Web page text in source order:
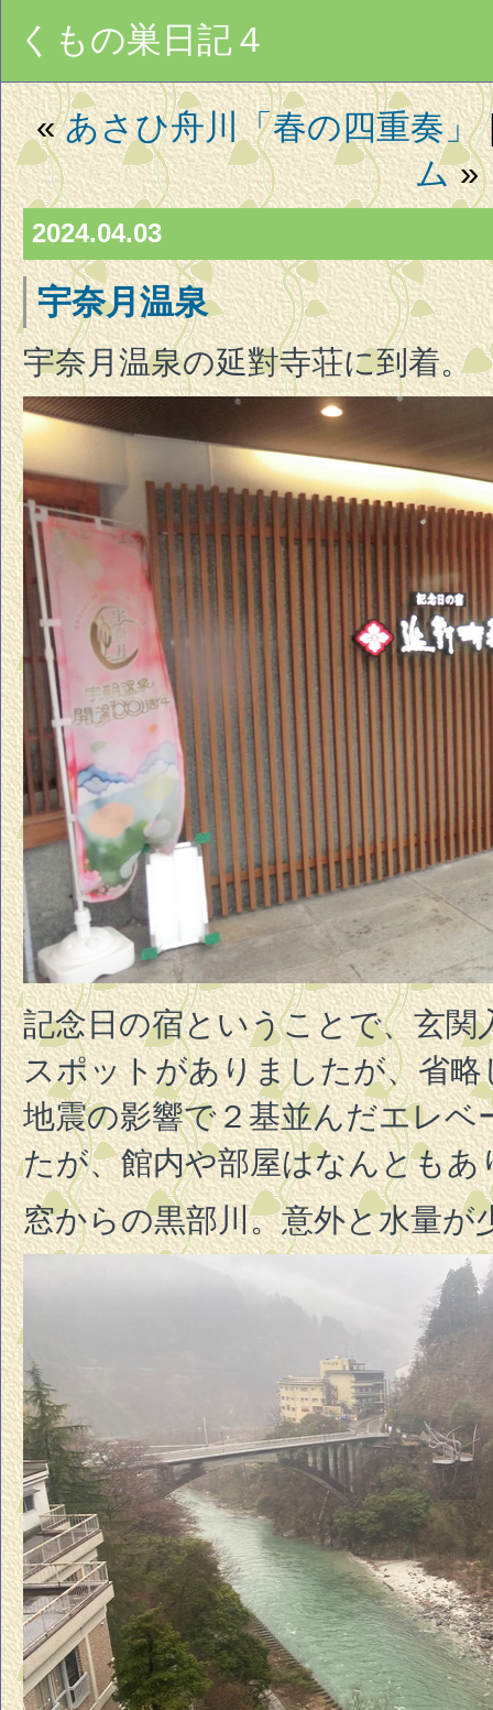
くもの巣日記４
«あさひ舟川「春の四重奏」
ム»
2024.04.03
宇奈月温泉
宇奈月温泉の延對寺荘に到着。
記念日の宿ということで、玄関
スポットがありましたが、省略
地震の影響で２基並んだエレベ
たが、館内や部屋はなんとも
窓からの黒部川。意外と水量が